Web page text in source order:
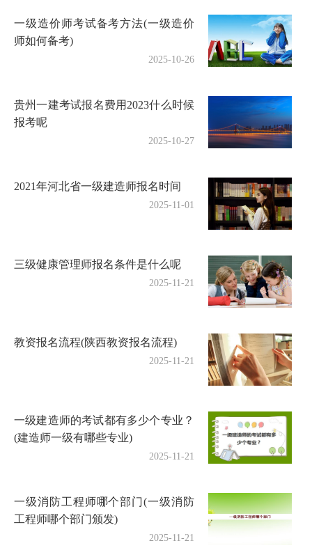
一级造价师考试备考方法(一级造价
师如何备考)
2025-10-26
贵州一建考试报名费用2023什么时候
报考呢
2025-10-27
2021年河北省一级建造师报名时间
2025-11-01
三级健康管理师报名条件是什么呢
2025-11-21
教资报名流程(陕西教资报名流程)
2025-11-21
一级建造师的考试都有多少个专业？
(建造师一级有哪些专业)
2025-11-21
一级消防工程师哪个部门(一级消防
工程师哪个部门颁发)
2025-11-21